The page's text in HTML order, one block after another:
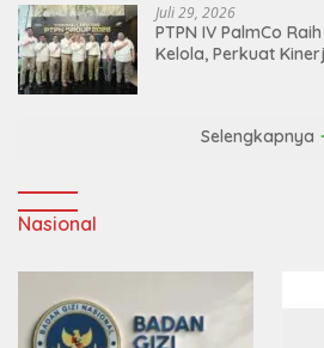
Juli 29, 2026
PTPN IV PalmCo
Kelola, Perkuat
Selengkapnya
Nasional